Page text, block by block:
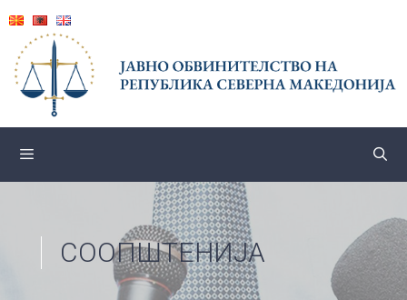
content
СООПШТЕНИЈА